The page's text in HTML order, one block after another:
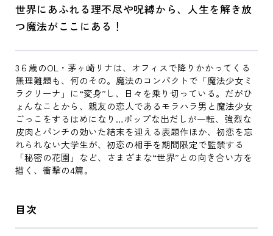
世界にあふれる理不尽や呪縛から、人生を解き放
つ魔法がここにある！
3６歳のOL・茅ヶ崎リナは、オフィスで降りかかってくる
無理難題も、何のその。魔法のコンパクトで「魔法少女ミ
ラクリーナ」に“変身”し、日々を乗り切っている。だがひ
ょんなことから、親友の恋人であるモラハラ男と魔法少女
ごっこをするはめになり…ポップな出だしが一転、強烈な
皮肉とパンチの効いた結末を迎える表題作ほか、初恋を忘
れられない大学生が、初恋の相手を期間限定で監禁する
「秘密の花園」など、さまざまな“世界”との向き合い方を
描く、衝撃の4篇。
目次